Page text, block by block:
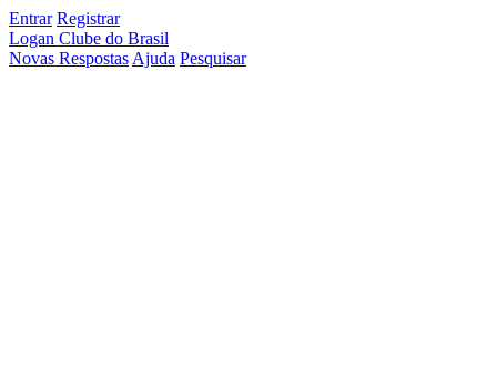
Entrar Registrar
Logan Clube do Brasil
Novas Respostas Ajuda Pesquisar